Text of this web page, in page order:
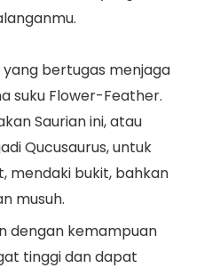
yang bertugas menjaga
suku Flower-Feather.
Saurian ini, atau
Qucusaurus, untuk
mendaki bukit, bahkan
musuh.
dengan kemampuan
tinggi dan dapat